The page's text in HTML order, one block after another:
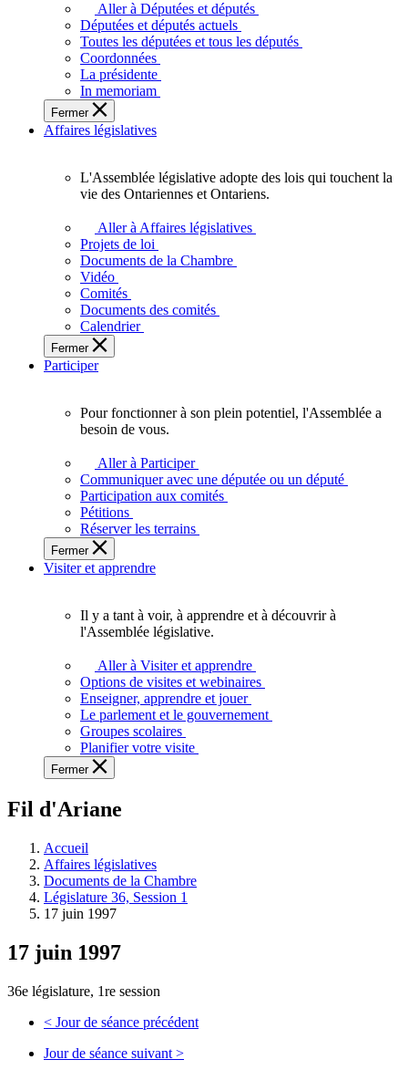
députés
vous
représentent
sein
de
l'Assemblée
législative
l'Ontario.
Aller à Députées et députés
Députées et députés actuels
Toutes les députées et tous les députés
Coordonnées
La présidente
In memoriam
Fermer
Affaires législatives
L'Assemblée
adopte
touchent
des
Ontariennes
et
L'Assemblée législative adopte des lois qui touchent la
vie des Ontariennes et Ontariens.
Aller à Affaires législatives
Projets de loi
Documents de la Chambre
Vidéo
Comités
Documents des comités
Calendrier
Fermer
Participer
plein
potentiel,
l'Assemblée
a
besoin
de
Pour fonctionner à son plein potentiel, l'Assemblée a
besoin de vous.
Aller à Participer
Communiquer avec une députée ou un député
Participation aux comités
Pétitions
Réserver les terrains
Fermer
Visiter et apprendre
voir,
apprendre
et
à
à
législative.
Il y a tant à voir, à apprendre et à découvrir à
l'Assemblée législative.
Aller à Visiter et apprendre
Options de visites et webinaires
Enseigner, apprendre et jouer
Le parlement et le gouvernement
Groupes scolaires
Planifier votre visite
Fermer
Fil d'Ariane
Accueil
Affaires législatives
Documents de la Chambre
Législature 36, Session 1
17 juin 1997
17 juin 1997
36e législature, 1re session
< Jour de séance précédent
Jour de séance suivant >